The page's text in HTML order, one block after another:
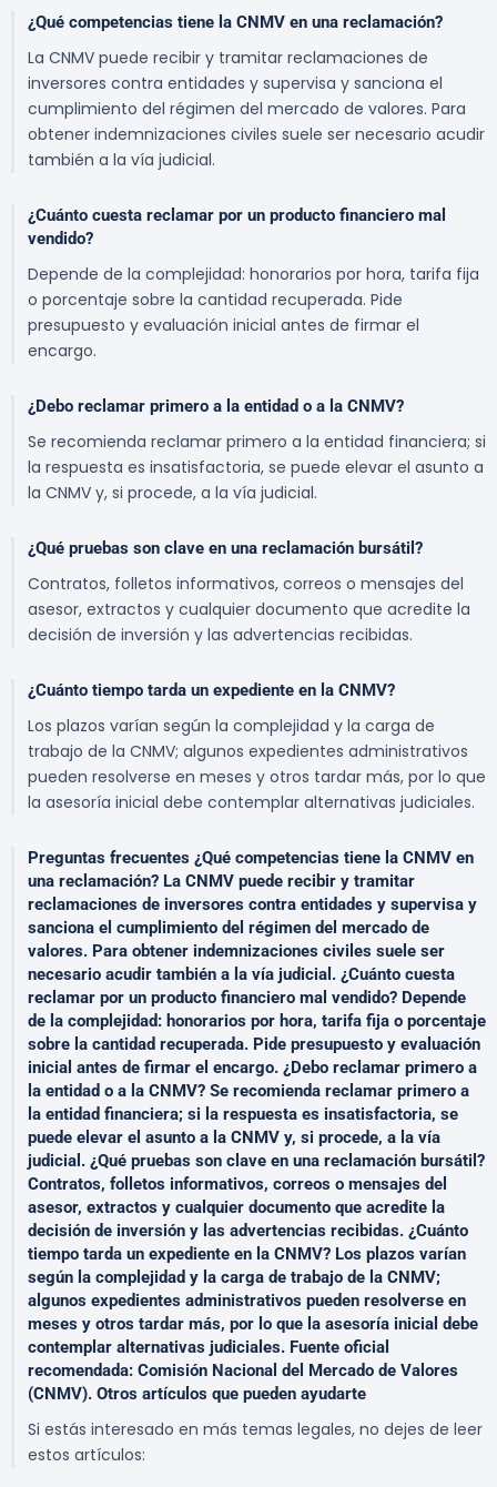
¿Qué competencias tiene la CNMV en una reclamación?
La CNMV puede recibir y tramitar reclamaciones de
inversores contra entidades y supervisa y sanciona el
cumplimiento del régimen del mercado de valores. Para
obtener indemnizaciones civiles suele ser necesario acudir
también a la vía judicial.
¿Cuánto cuesta reclamar por un producto financiero mal
vendido?
Depende de la complejidad: honorarios por hora, tarifa fija
o porcentaje sobre la cantidad recuperada. Pide
presupuesto y evaluación inicial antes de firmar el
encargo.
¿Debo reclamar primero a la entidad o a la CNMV?
Se recomienda reclamar primero a la entidad financiera; si
la respuesta es insatisfactoria, se puede elevar el asunto a
la CNMV y, si procede, a la vía judicial.
¿Qué pruebas son clave en una reclamación bursátil?
Contratos, folletos informativos, correos o mensajes del
asesor, extractos y cualquier documento que acredite la
decisión de inversión y las advertencias recibidas.
¿Cuánto tiempo tarda un expediente en la CNMV?
Los plazos varían según la complejidad y la carga de
trabajo de la CNMV; algunos expedientes administrativos
pueden resolverse en meses y otros tardar más, por lo que
la asesoría inicial debe contemplar alternativas judiciales.
Preguntas frecuentes ¿Qué competencias tiene la CNMV en
una reclamación? La CNMV puede recibir y tramitar
reclamaciones de inversores contra entidades y supervisa y
sanciona el cumplimiento del régimen del mercado de
valores. Para obtener indemnizaciones civiles suele ser
necesario acudir también a la vía judicial. ¿Cuánto cuesta
reclamar por un producto financiero mal vendido? Depende
de la complejidad: honorarios por hora, tarifa fija o porcentaje
sobre la cantidad recuperada. Pide presupuesto y evaluación
inicial antes de firmar el encargo. ¿Debo reclamar primero a
la entidad o a la CNMV? Se recomienda reclamar primero a
la entidad financiera; si la respuesta es insatisfactoria, se
puede elevar el asunto a la CNMV y, si procede, a la vía
judicial. ¿Qué pruebas son clave en una reclamación bursátil?
Contratos, folletos informativos, correos o mensajes del
asesor, extractos y cualquier documento que acredite la
decisión de inversión y las advertencias recibidas. ¿Cuánto
tiempo tarda un expediente en la CNMV? Los plazos varían
según la complejidad y la carga de trabajo de la CNMV;
algunos expedientes administrativos pueden resolverse en
meses y otros tardar más, por lo que la asesoría inicial debe
contemplar alternativas judiciales. Fuente oficial
recomendada: Comisión Nacional del Mercado de Valores
(CNMV). Otros artículos que pueden ayudarte
Si estás interesado en más temas legales, no dejes de leer
estos artículos: